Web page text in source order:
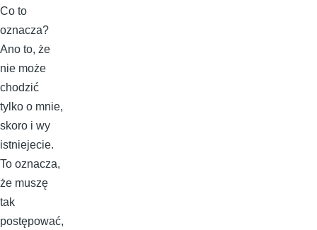
Co to
oznacza?
Ano to, że
nie może
chodzić
tylko o mnie,
skoro i wy
istniejecie.
To oznacza,
że muszę
tak
postępować,